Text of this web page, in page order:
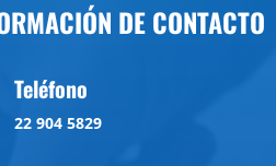
DE CONTACTO
Teléfono
22 904 5829